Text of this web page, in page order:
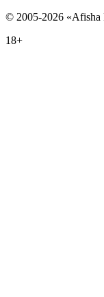
© 2005-2026 «Afisha
18+